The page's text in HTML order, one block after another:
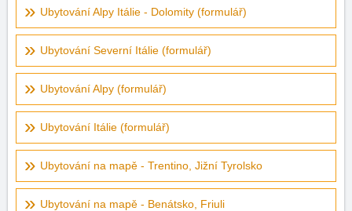
Ubytování Alpy Itálie - Dolomity (formulář)
Ubytování Severní Itálie (formulář)
Ubytování Alpy (formulář)
Ubytování Itálie (formulář)
Ubytování na mapě - Trentino, Jižní Tyrolsko
Ubytování na mapě - Benátsko, Friuli